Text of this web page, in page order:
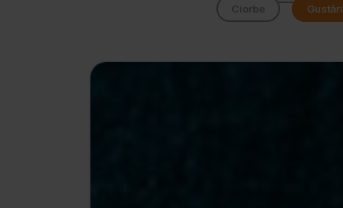
Ciorbe
Gustări